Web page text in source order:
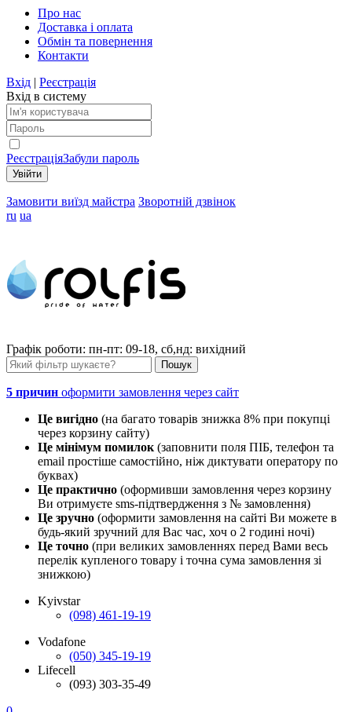
Про нас
Доставка і оплата
Обмін та повернення
Контакти
Вхід | Реєстрація
Вхід в систему
РеєстраціяЗабули пароль
Замовити виїзд майстра Зворотній дзвінок
ru ua
Графік роботи: пн-пт: 09-18, сб,нд: вихідний
5 причин оформити замовлення через сайт
Це вигідно (на багато товарів знижка 8% при покупці
через корзину сайту)
Це мінімум помилок (заповнити поля ПІБ, телефон та
email простіше самостійно, ніж диктувати оператору по
буквах)
Це практично (оформивши замовлення через корзину
Ви отримуєте sms-підтвердження з № замовлення)
Це зручно (оформити замовлення на сайті Ви можете в
будь-який зручний для Вас час, хоч о 2 годині ночі)
Це точно (при великих замовленнях перед Вами весь
перелік купленого товару і точна сума замовлення зі
знижкою)
Kyivstar
(098) 461-19-19
Vodafone
(050) 345-19-19
Lifecell
(093) 303-35-49